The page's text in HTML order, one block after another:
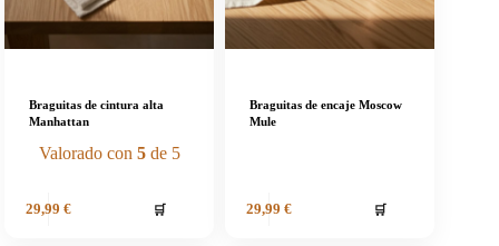
Braguitas de cintura alta
Manhattan
Valorado con 5de 5
29,99 € 🛒
Braguitas de encaje Moscow
Mule
29,99 € 🛒